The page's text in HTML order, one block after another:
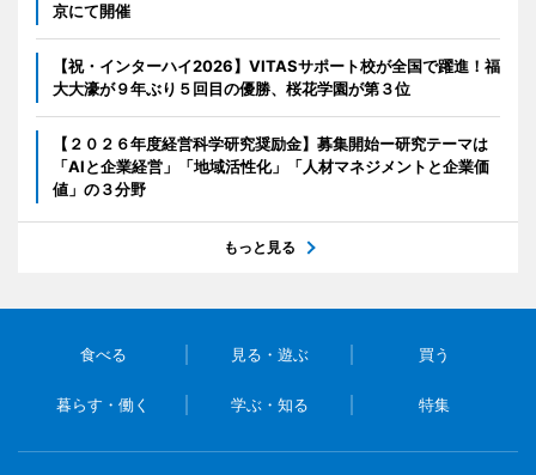
京にて開催
【祝・インターハイ2026】VITASサポート校が全国で躍進！福
大大濠が９年ぶり５回目の優勝、桜花学園が第３位
【２０２６年度経営科学研究奨励金】募集開始ー研究テーマは
「AIと企業経営」「地域活性化」「人材マネジメントと企業価
値」の３分野
もっと見る
食べる 見る・遊ぶ 買う
暮らす・働く 学ぶ・知る 特集